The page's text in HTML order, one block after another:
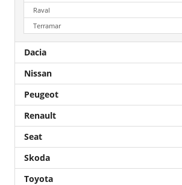
Raval
Terramar
Dacia
Nissan
Peugeot
Renault
Seat
Skoda
Toyota